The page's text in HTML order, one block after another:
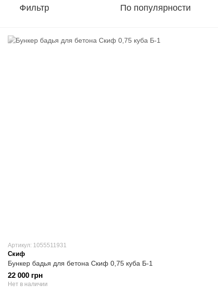
Фильтр По популярности
Артикул: 1055511931
Скиф
Бункер бадья для бетона Скиф 0,75 куба Б-1
22 000 грн
Нет в наличии